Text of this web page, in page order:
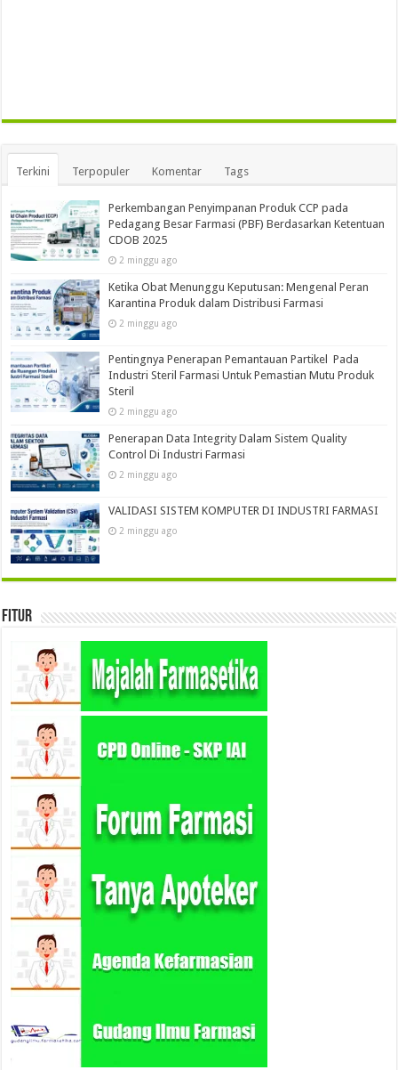
Terkini Terpopuler Komentar Tags
Perkembangan Penyimpanan Produk CCP pada
Pedagang Besar Farmasi (PBF) Berdasarkan Ketentuan
CDOB 2025
2 minggu ago
Ketika Obat Menunggu Keputusan: Mengenal Peran
Karantina Produk dalam Distribusi Farmasi
2 minggu ago
Pentingnya Penerapan Pemantauan Partikel Pada
Industri Steril Farmasi Untuk Pemastian Mutu Produk
Steril
2 minggu ago
Penerapan Data Integrity Dalam Sistem Quality
Control Di Industri Farmasi
2 minggu ago
VALIDASI SISTEM KOMPUTER DI INDUSTRI FARMASI
2 minggu ago
Fitur